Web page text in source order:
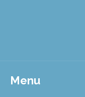
Menu